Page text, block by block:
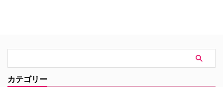
カテゴリー